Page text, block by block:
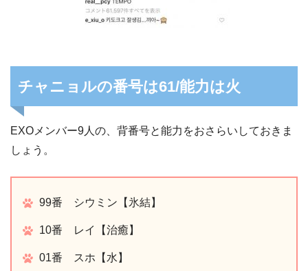
チャニョルの番号は61/能力は火
EXOメンバー9人の、背番号と能力をおさらいしておきま
しょう。
99番 シウミン【氷結】
10番 レイ【治癒】
01番 スホ【水】